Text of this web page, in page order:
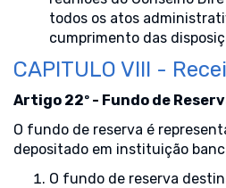
todos os atos
cumprimento das
CAPITULO VIII -
Artigo 22º - Fundo de
O fundo de reserva é
depositado em instituição
O fundo de reserva